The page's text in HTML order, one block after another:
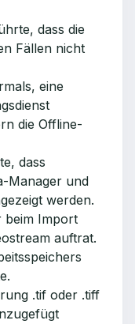
dass die
Fällen nicht
eine
die Offline-
dass
Manager und
werden.
beim Import
auftrat.
.tif oder .tiff